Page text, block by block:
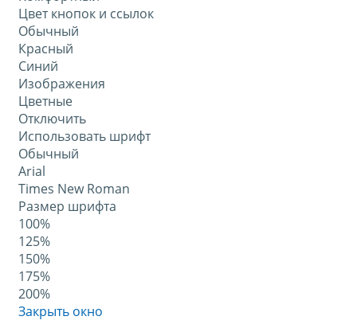
Цвет кнопок и ссылок
Обычный
Красный
Синий
Изображения
Цветные
Отключить
Использовать шрифт
Обычный
Arial
Times New Roman
Размер шрифта
100%
125%
150%
175%
200%
Закрыть окно